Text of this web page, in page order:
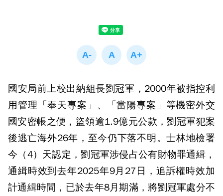
國安局前上校出納組長劉冠軍，2000年被指控利
用管理「奉天專案」、「當陽專案」等機密外交
國安密帳之便，盜領逾1.9億元公款，劉冠軍犯案
後逃亡海外26年，至今仍下落不明。士林地檢署
今（4）天認定，劉冠軍涉侵占公有財物罪通緝，
通緝時效到去年2025年9月27日，追訴權時效加
計通緝時間，已於去年8月期滿，將劉冠軍處分不